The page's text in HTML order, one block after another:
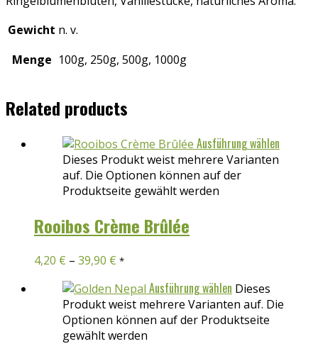
Gewicht n. v.
Menge 100g, 250g, 500g, 1000g
Related products
Ausführung wählen
Dieses Produkt weist mehrere Varianten
auf. Die Optionen können auf der
Produktseite gewählt werden
Rooibos Crème Brûlée
4,20 € – 39,90 € *
Ausführung wählen Dieses
Produkt weist mehrere Varianten auf. Die
Optionen können auf der Produktseite
gewählt werden